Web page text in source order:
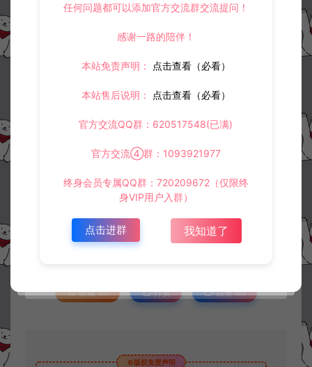
资源下载
收藏 (0) 打赏 点赞 (0)
©版权免责声明
任何问题都可以添加官方交流群交流提问！
感谢一路的陪伴！
本站免责声明： 点击查看（必看）
本站售后说明： 点击查看（必看）
官方交流QQ群：620517548(已满)
官方交流④群：1093921977
终身会员专属QQ群：720209672（仅限终
身VIP用户入群）
点击进群 我知道了